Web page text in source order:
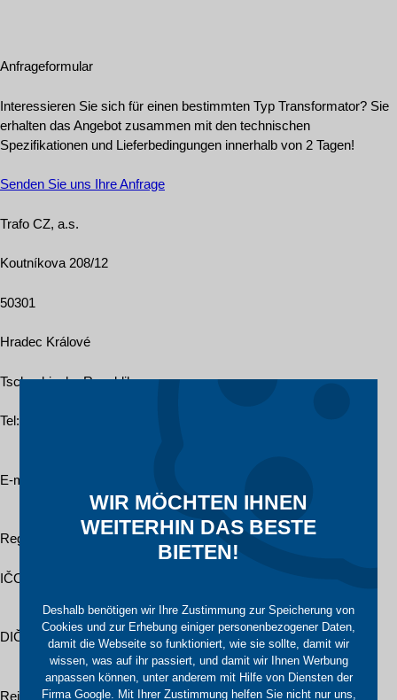
Anfrageformular
Interessieren Sie sich für einen bestimmten Typ Transformator? Sie
erhalten das Angebot zusammen mit den technischen
Spezifikationen und Lieferbedingungen innerhalb von 2 Tagen!
Senden Sie uns Ihre Anfrage
Trafo CZ, a.s.
Koutníkova 208/12
50301
Hradec Králové
Tschechische Republik
Tel:
E-mail:
info@trafocz.de
Registrierung des Unternehmens
IČO:
DIČ:
CZ276 36 224
Rejstřík:
WIR MÖCHTEN IHNEN
WEITERHIN DAS BESTE
BIETEN!
Deshalb benötigen wir Ihre Zustimmung zur Speicherung von
Cookies und zur Erhebung einiger personenbezogener Daten,
damit die Webseite so funktioniert, wie sie sollte, damit wir
wissen, was auf ihr passiert, und damit wir Ihnen Werbung
anpassen können, unter anderem mit Hilfe von Diensten der
Firma Google. Mit Ihrer Zustimmung helfen Sie nicht nur uns,